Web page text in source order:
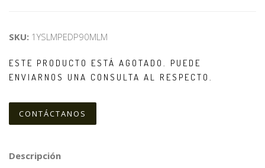
SKU: 1YSLMPEDP90MLM
ESTE PRODUCTO ESTÁ AGOTADO. PUEDE
ENVIARNOS UNA CONSULTA AL RESPECTO.
CONTÁCTANOS
Descripción